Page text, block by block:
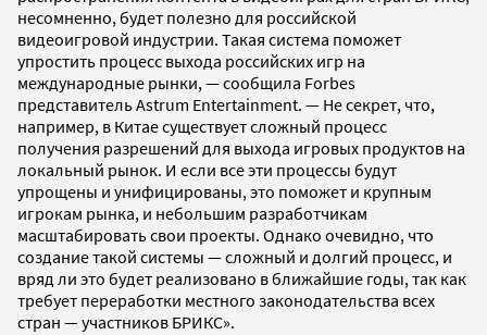
несомненно, будет полезно для российской
видеоигровой индустрии. Такая система поможет
упростить процесс выхода российских игр на
международные рынки, — сообщила Forbes
представитель Astrum Entertainment. — Не секрет, что,
например, в Китае существует сложный процесс
получения разрешений для выхода игровых продуктов на
локальный рынок. И если все эти процессы будут
упрощены и унифицированы, это поможет и крупным
игрокам рынка, и небольшим разработчикам
масштабировать свои проекты. Однако очевидно, что
создание такой системы — сложный и долгий процесс, и
вряд ли это будет реализовано в ближайшие годы, так как
требует переработки местного законодательства всех
стран — участников БРИКС».